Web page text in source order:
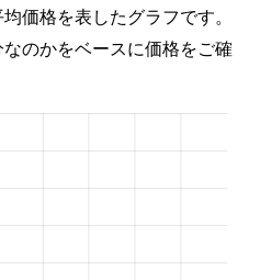
価格を表したグラフです。
のかをベースに価格をご確